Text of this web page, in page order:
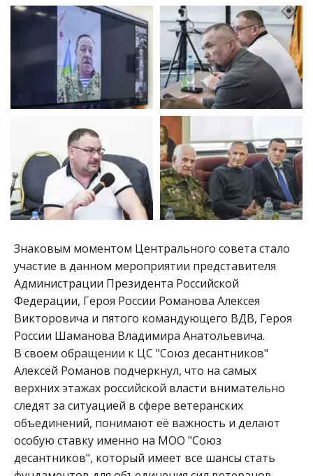
Знаковым моментом Центрального совета стало
участие в данном мероприятии представителя
Администрации Президента Российской
Федерации, Героя России Романова Алексея
Викторовича и пятого командующего ВДВ, Героя
России Шаманова Владимира Анатольевича.
В своем обращении к ЦС "Союз десантников"
Алексей Романов подчеркнул, что на самых
верхних этажах российской власти внимательно
следят за ситуацией в сфере ветеранских
объединений, понимают её важность и делают
особую ставку именно на МОО "Союз
десантников", который имеет все шансы стать